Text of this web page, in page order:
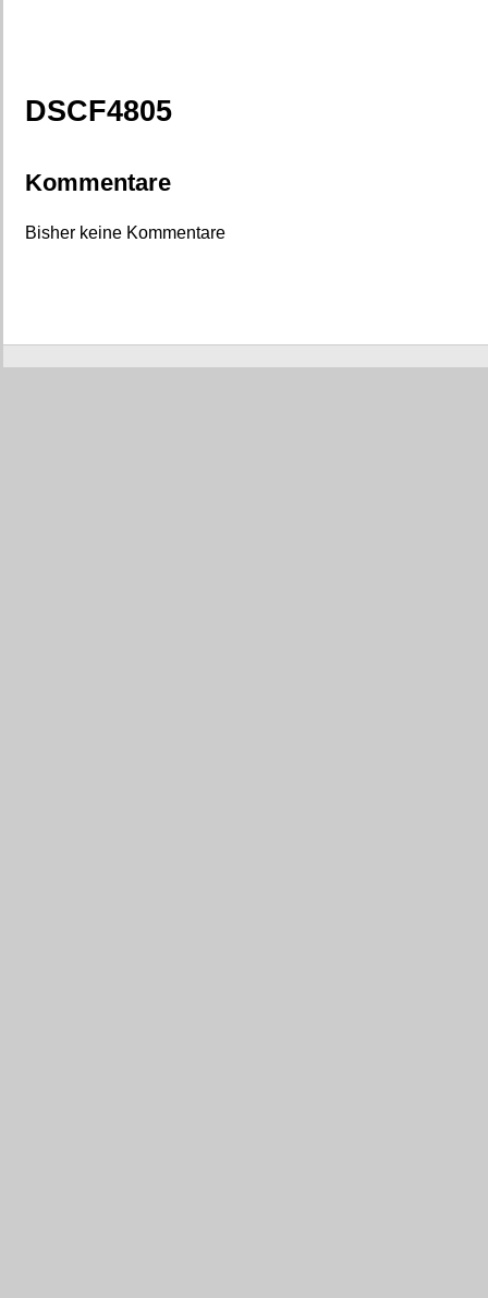
DSCF4805
Kommentare
Bisher keine Kommentare